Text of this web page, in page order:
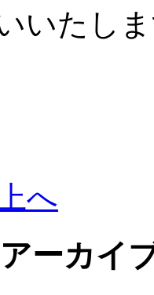
いたし
へ
ーカイ